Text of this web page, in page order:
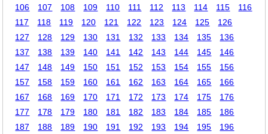
106
107 108 109 110 111 112 113 114 115
116
117
118 119 120 121 122 123 124 125
126
127
128 129 130 131 132 133 134 135
136
137
138 139 140 141 142 143 144 145
146
147
148 149 150 151 152 153 154 155
156
157
158 159 160 161 162 163 164 165
166
167
168 169 170 171 172 173 174 175
176
177
178 179 180 181 182 183 184 185
186
187
188 189 190 191 192 193 194 195
196